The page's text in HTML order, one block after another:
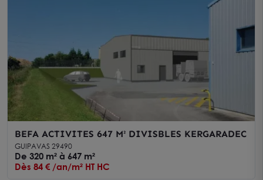
BEFA ACTIVITES 647 M² DIVISBLES KERGARADEC
GUIPAVAS 29490
De 320 m² à 647 m²
Dès 84 € /an/m² HT HC